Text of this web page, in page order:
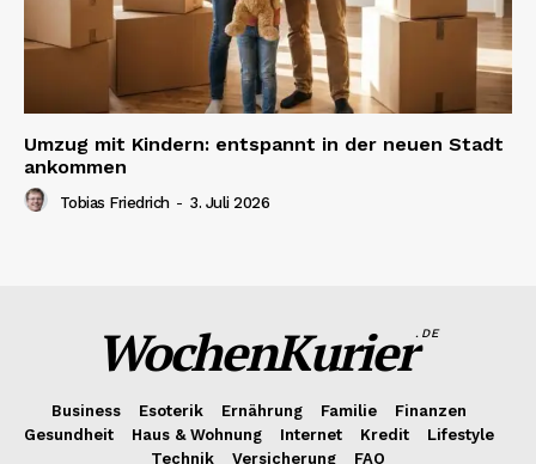
Umzug mit Kindern: entspannt in der neuen Stadt
ankommen
Tobias Friedrich - 3. Juli 2026
WochenKurier.DE
Business Esoterik Ernährung Familie
Finanzen
Gesundheit
Haus & Wohnung Internet Kredit
Lifestyle
Technik
Versicherung FAQ